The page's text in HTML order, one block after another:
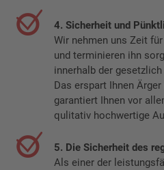
4. Sicherheit und
Wir nehmen uns Zeit
und terminieren ihn
innerhalb der
Das erspart Ihnen
garantiert Ihnen vor
qulitativ hochwertige
5. Die Sicherheit des
Als einer der